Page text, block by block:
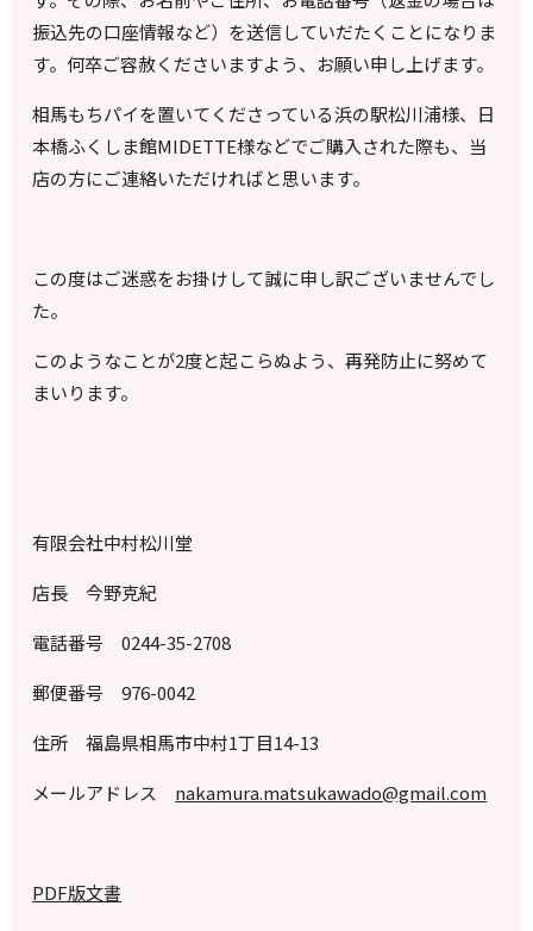
振込先の口座情報など）を送信していだたくことになりま
す。何卒ご容赦くださいますよう、お願い申し上げます。
相馬もちパイを置いてくださっている浜の駅松川浦様、日
本橋ふくしま館MIDETTE様などでご購入された際も、当
店の方にご連絡いただければと思います。
この度はご迷惑をお掛けして誠に申し訳ございませんでし
た。
このようなことが2度と起こらぬよう、再発防止に努めて
まいります。
有限会社中村松川堂
店長 今野克紀
電話番号0244-35-2708
郵便番号976-0042
住所 福島県相馬市中村1丁目14-13
メールアドレス nakamura.matsukawado@gmail.com
PDF版文書